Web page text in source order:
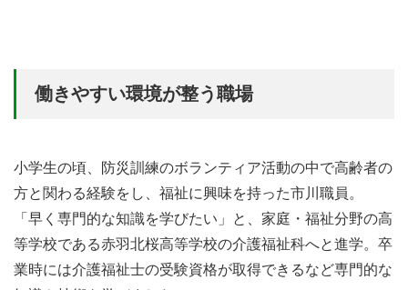
働きやすい環境が整う職場
小学生の頃、防災訓練のボランティア活動の中で高齢者の
方と関わる経験をし、福祉に興味を持った市川職員。
「早く専門的な知識を学びたい」と、家庭・福祉分野の高
等学校である赤羽北桜高等学校の介護福祉科へと進学。卒
業時には介護福祉士の受験資格が取得できるなど専門的な